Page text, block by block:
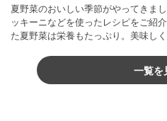
夏野菜のおいしい季節がやってきま
ッキーニなどを使ったレシピをご紹
た夏野菜は栄養もたっぷり。美味し
一覧を